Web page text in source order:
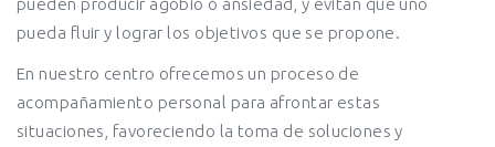
pueden producir agobio o ansiedad, y evitan que uno
pueda fluir y lograr los objetivos que se propone.
En nuestro centro ofrecemos un proceso de
acompañamiento personal para afrontar estas
situaciones, favoreciendo la toma de soluciones y